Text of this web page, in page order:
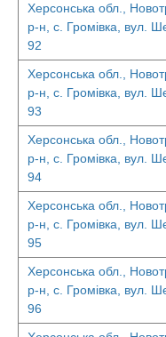
Херсонська обл.,
р-н, с. Громівка, вул.
92
Херсонська обл.,
р-н, с. Громівка, вул.
93
Херсонська обл.,
р-н, с. Громівка, вул.
94
Херсонська обл.,
р-н, с. Громівка, вул.
95
Херсонська обл.,
р-н, с. Громівка, вул.
96